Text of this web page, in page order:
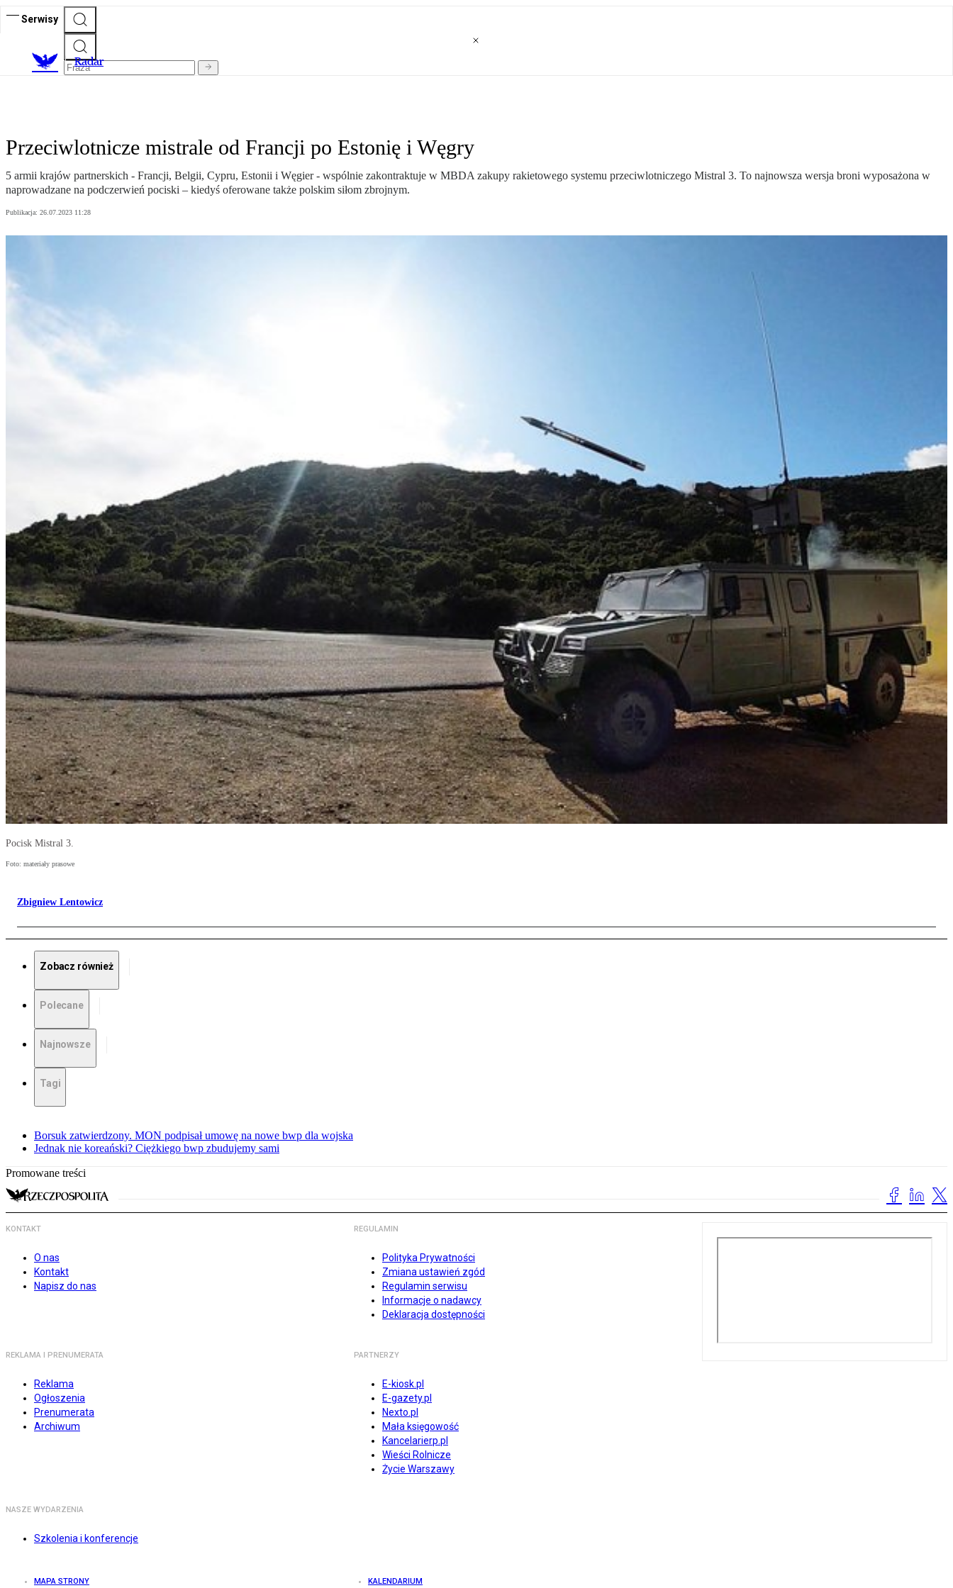
Serwisy
Radar
Przeciwlotnicze mistrale od Francji po Estonię i Węgry
5 armii krajów partnerskich - Francji, Belgii, Cypru, Estonii i Węgier - wspólnie zakontraktuje w MBDA zakupy rakietowego systemu przeciwlotniczego Mistral 3. To najnowsza wersja broni wyposażona w
naprowadzane na podczerwień pociski – kiedyś oferowane także polskim siłom zbrojnym.
Publikacja: 26.07.2023 11:28
Pocisk Mistral 3.
Foto: materiały prasowe
Zbigniew Lentowicz
Zobacz również
Polecane
Najnowsze
Tagi
Borsuk zatwierdzony. MON podpisał umowę na nowe bwp dla wojska
Jednak nie koreański? Ciężkiego bwp zbudujemy sami
Promowane treści
KONTAKT
O nas
Kontakt
Napisz do nas
REGULAMIN
Polityka Prywatności
Zmiana ustawień zgód
Regulamin serwisu
Informacje o nadawcy
Deklaracja dostępności
REKLAMA I PRENUMERATA
Reklama
Ogłoszenia
Prenumerata
Archiwum
PARTNERZY
E-kiosk.pl
E-gazety.pl
Nexto.pl
Mała księgowość
Kancelarierp.pl
Wieści Rolnicze
Życie Warszawy
NASZE WYDARZENIA
Szkolenia i konferencje
MAPA STRONY KALENDARIUM